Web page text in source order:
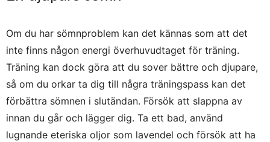
Om du har sömnproblem kan det kännas som att det
inte finns någon energi överhuvudtaget för träning.
Träning kan dock göra att du sover bättre och djupare,
så om du orkar ta dig till några träningspass kan det
förbättra sömnen i slutändan. Försök att slappna av
innan du går och lägger dig. Ta ett bad, använd
lugnande eteriska oljor som lavendel och försök att ha